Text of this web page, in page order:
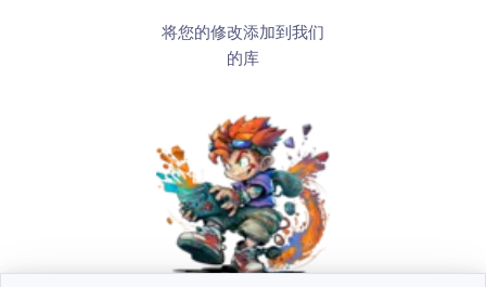
将您的修改添加到我们
的库